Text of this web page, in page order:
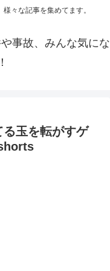
々な記事を集めてます。
事故、みんな気にな
る玉を転がすゲ